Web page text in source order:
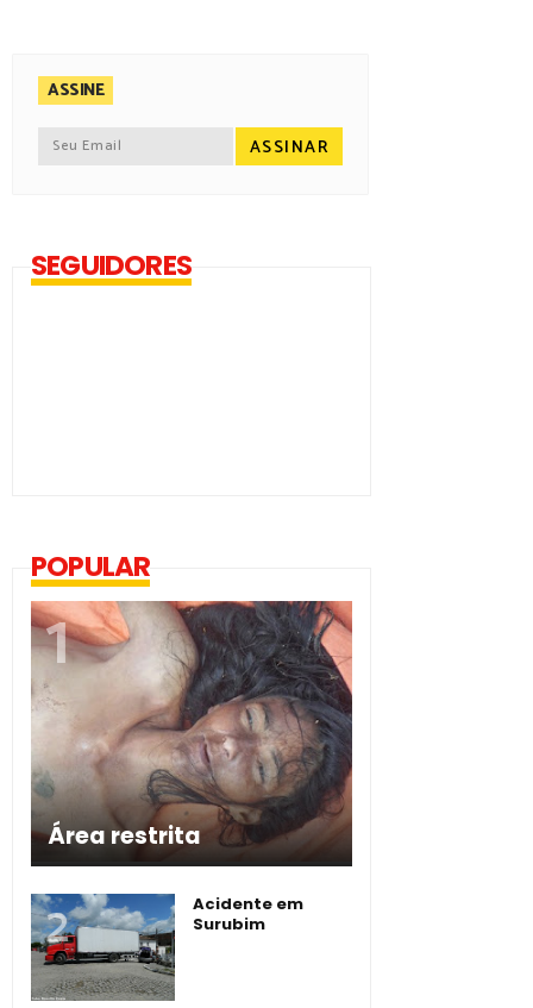
ASSINE
SEGUIDORES
POPULAR
Área restrita
Acidente em
Surubim